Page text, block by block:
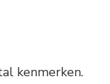
kenmerken.